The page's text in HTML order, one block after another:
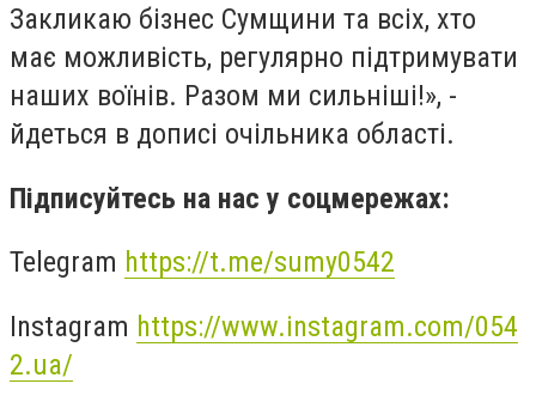
Закликаю бізнес Сумщини та всіх, хто
має можливість, регулярно підтримувати
наших воїнів. Разом ми сильніші!», -
йдеться в дописі очільника області.
Підписуйтесь на нас у соцмережах:
Telegram https://t.me/sumy0542
Instagram https://www.instagram.com/054
2.ua/